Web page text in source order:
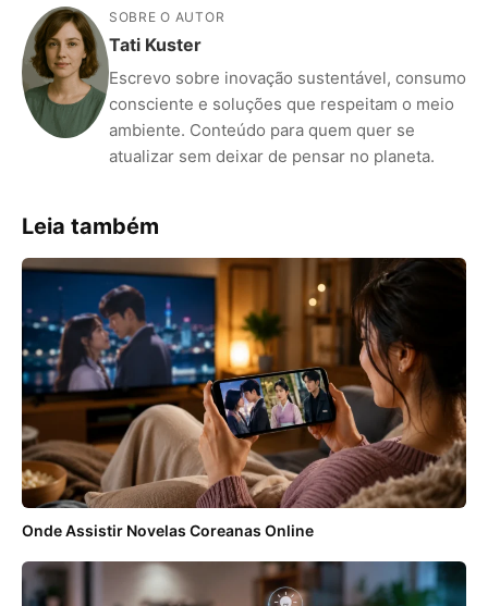
SOBRE O AUTOR
Tati Kuster
Escrevo sobre inovação sustentável, consumo
consciente e soluções que respeitam o meio
ambiente. Conteúdo para quem quer se
atualizar sem deixar de pensar no planeta.
Leia também
Onde Assistir Novelas Coreanas Online